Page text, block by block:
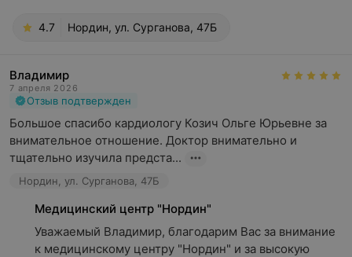
4.7 Нордин, ул. Сурганова, 47Б
Владимир
7 апреля 2026
Отзыв подтвержден
Большое спасибо кардиологу Козич Ольге Юрьевне за
внимательное отношение. Доктор внимательно и
тщательно изучила предста...
Нордин, ул. Сурганова, 47Б
Медицинский центр "Нордин"
Уважаемый Владимир, благодарим Вас за внимание
к медицинскому центру "Нордин" и за высокую